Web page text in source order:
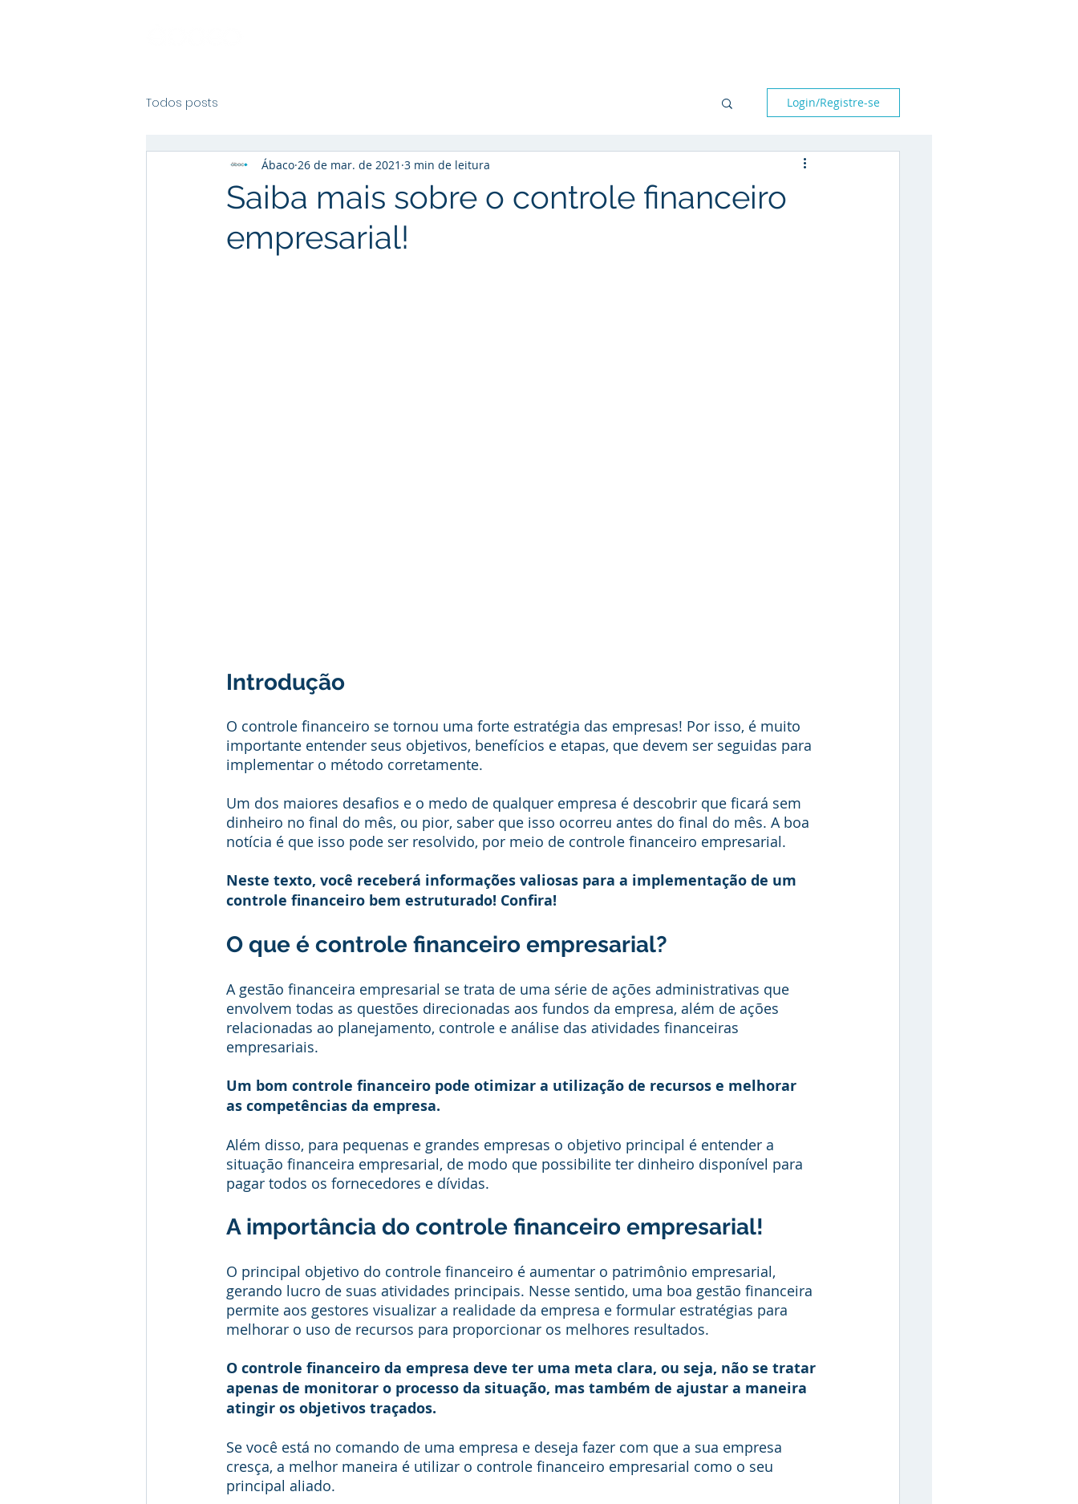
Todos posts Login/Registre-se
Saiba mais sobre o controle financeiro
empresarial!
Ábaco 26 de mar. de 2021 3 min de leitura
Introdução
O controle financeiro se tornou uma forte estratégia das empresas! Por isso, é muito
importante entender seus objetivos, benefícios e etapas, que devem ser seguidas para
implementar o método corretamente.
Um dos maiores desafios e o medo de qualquer empresa é descobrir que ficará sem
dinheiro no final do mês, ou pior, saber que isso ocorreu antes do final do mês. A boa
notícia é que isso pode ser resolvido, por meio de controle financeiro empresarial.
Neste texto, você receberá informações valiosas para a implementação de um
controle financeiro bem estruturado! Confira!
O que é controle financeiro empresarial?
A gestão financeira empresarial se trata de uma série de ações administrativas que
envolvem todas as questões direcionadas aos fundos da empresa, além de ações
relacionadas ao planejamento, controle e análise das atividades financeiras
empresariais.
Um bom controle financeiro pode otimizar a utilização de recursos e melhorar
as competências da empresa.
Além disso, para pequenas e grandes empresas o objetivo principal é entender a
situação financeira empresarial, de modo que possibilite ter dinheiro disponível para
pagar todos os fornecedores e dívidas.
A importância do controle financeiro empresarial!
O principal objetivo do controle financeiro é aumentar o patrimônio empresarial,
gerando lucro de suas atividades principais. Nesse sentido, uma boa gestão financeira
permite aos gestores visualizar a realidade da empresa e formular estratégias para
melhorar o uso de recursos para proporcionar os melhores resultados.
O controle financeiro da empresa deve ter uma meta clara, ou seja, não se tratar
apenas de monitorar o processo da situação, mas também de ajustar a maneira
atingir os objetivos traçados.
Se você está no comando de uma empresa e deseja fazer com que a sua empresa
cresça, a melhor maneira é utilizar o controle financeiro empresarial como o seu
principal aliado.